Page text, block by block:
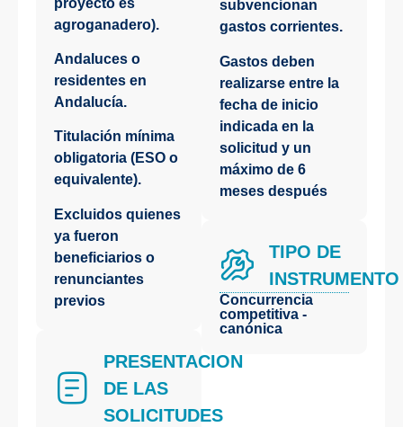
agroganadero).
Andaluces o
residentes en
Andalucía.
Titulación mínima
obligatoria (ESO o
equivalente).
Excluidos quienes
ya fueron
beneficiarios o
renunciantes
previos
PRESENTACIÓN
DE LAS
SOLICITUDES
subvencionan
gastos corrientes.
Gastos deben
realizarse entre la
fecha de inicio
indicada en la
solicitud y un
máximo de 6
meses después
TIPO DE
INSTRUMENTO
Concurrencia
competitiva -
canónica